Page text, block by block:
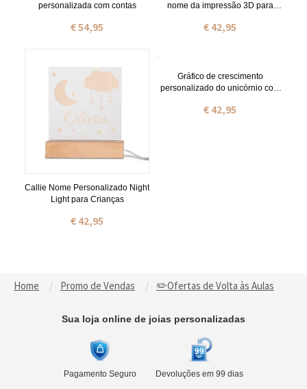
personalizada com contas
€ 54,95
nome da impressão 3D para
€ 42,95
Callie Nome Personalizado Night
Light para Crianças
€ 42,95
Gráfico de crescimento
personalizado do unicórnio com
€ 42,95
Home Promo de Vendas ✏️Ofertas de Volta às Aulas
Sua loja online de joias personalizadas
Pagamento Seguro Devoluções em 99 dias